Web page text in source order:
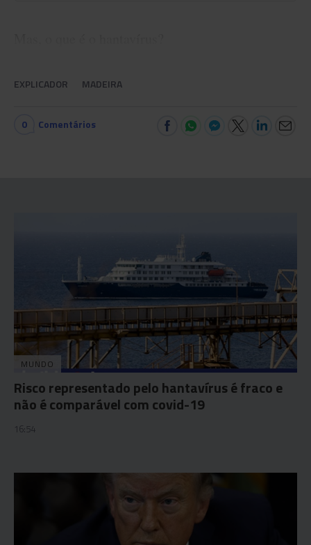
EXPLICADOR MADEIRA
0 Comentários
MUNDO
Risco representado pelo hantavírus é fraco e
não é comparável com covid-19
16:54